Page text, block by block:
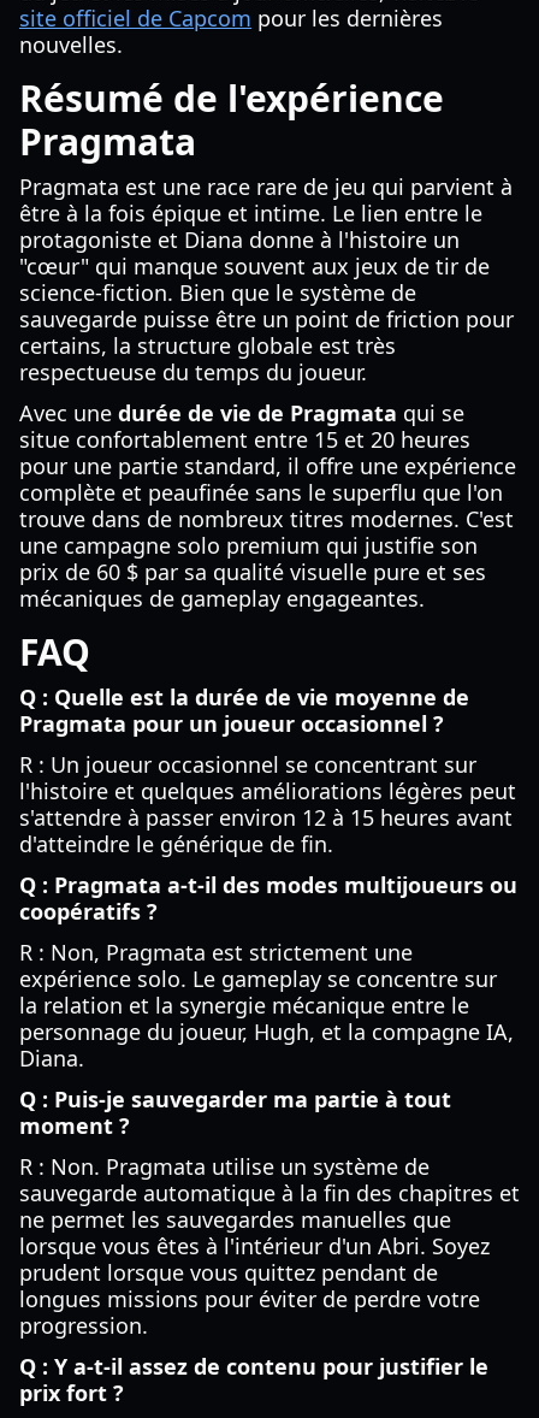
site officiel de Capcom pour les dernières
nouvelles.
Résumé de l'expérience
Pragmata
Pragmata est une race rare de jeu qui parvient à
être à la fois épique et intime. Le lien entre le
protagoniste et Diana donne à l'histoire un
"cœur" qui manque souvent aux jeux de tir de
science-fiction. Bien que le système de
sauvegarde puisse être un point de friction pour
certains, la structure globale est très
respectueuse du temps du joueur.
Avec une durée de vie de Pragmata qui se
situe confortablement entre 15 et 20 heures
pour une partie standard, il offre une expérience
complète et peaufinée sans le superflu que l'on
trouve dans de nombreux titres modernes. C'est
une campagne solo premium qui justifie son
prix de 60 $ par sa qualité visuelle pure et ses
mécaniques de gameplay engageantes.
FAQ
Q : Quelle est la durée de vie moyenne de
Pragmata pour un joueur occasionnel ?
R : Un joueur occasionnel se concentrant sur
l'histoire et quelques améliorations légères peut
s'attendre à passer environ 12 à 15 heures avant
d'atteindre le générique de fin.
Q : Pragmata a-t-il des modes multijoueurs ou
coopératifs ?
R : Non, Pragmata est strictement une
expérience solo. Le gameplay se concentre sur
la relation et la synergie mécanique entre le
personnage du joueur, Hugh, et la compagne IA,
Diana.
Q : Puis-je sauvegarder ma partie à tout
moment ?
R : Non. Pragmata utilise un système de
sauvegarde automatique à la fin des chapitres et
ne permet les sauvegardes manuelles que
lorsque vous êtes à l'intérieur d'un Abri. Soyez
prudent lorsque vous quittez pendant de
longues missions pour éviter de perdre votre
progression.
Q : Y a-t-il assez de contenu pour justifier le
prix fort ?